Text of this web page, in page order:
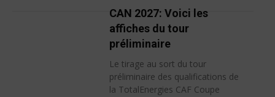
CAN 2027: Voici les
affiches du tour
préliminaire
Le tirage au sort du tour
préliminaire des qualifications de
la TotalEnergies CAF Coupe